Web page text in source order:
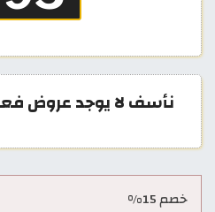
نأسف لا يوجد عروض
خصم 15%